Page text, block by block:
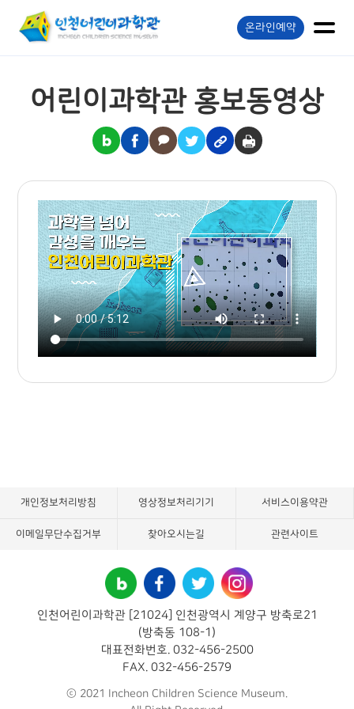
온라인예약
어린이과학관 홍보동영상
개인정보처리방침 영상정보처리기기 서비스이용약관
이메일무단수집거부 찾아오시는길 관련사이트
인천어린이과학관 [21024] 인천광역시 계양구 방축로21
(방축동 108-1)
대표전화번호. 032-456-2500
FAX. 032-456-2579
ⓒ 2021 Incheon Children Science Museum.